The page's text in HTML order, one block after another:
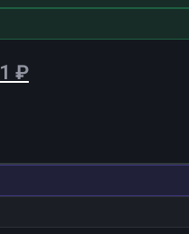
₽Текущая